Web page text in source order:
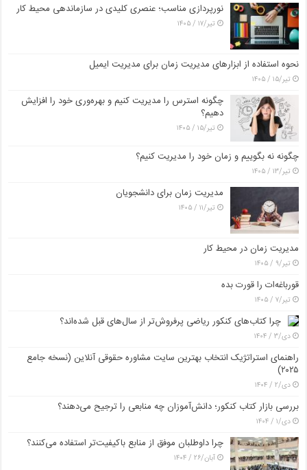
نورپردازی مناسب؛ عنصری کلیدی در سازماندهی محیط کار
تیر/۱۷ / ۱۴۰۵
نحوه استفاده از ابزارهای مدیریت زمان برای مدیریت ایمیل
تیر/۱۵ / ۱۴۰۵
چگونه استرس را مدیریت کنیم و بهره‌وری خود را افزایش
دهیم؟
تیر/۱۵ / ۱۴۰۵
چگونه نه بگوییم و زمان خود را مدیریت کنیم؟
تیر/۱۳ / ۱۴۰۵
مدیریت زمان برای دانشجویان
تیر/۱۱ / ۱۴۰۵
مدیریت زمان در محیط کار
تیر/۹ / ۱۴۰۵
قورباغه‌ات را قورت بده
تیر/۷ / ۱۴۰۵
چرا کتاب‌های کنکور ریاضی پرفروش‌تر از سال‌های قبل شده‌اند؟
دی/۳ / ۱۴۰۴
راهنمای استراتژیک انتخاب بهترین سایت مشاوره حقوقی آنلاین (نسخه جامع
۲۰۲۵)
دی/۲ / ۱۴۰۴
بررسی بازار کتاب کنکور؛ دانش‌آموزان چه منابعی را ترجیح می‌دهند؟
دی/۱ / ۱۴۰۴
چرا داوطلبان موفق از منابع باکیفیت‌تر استفاده می‌کنند؟
آبان/۲۶ / ۱۴۰۴